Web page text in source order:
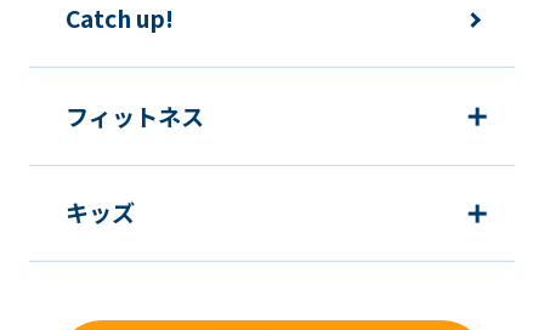
Catch up!
フィットネス
キッズ